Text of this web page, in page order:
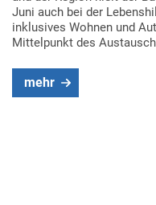
Juni auch bei der
inklusives Wohnen und
Mittelpunkt des
mehr